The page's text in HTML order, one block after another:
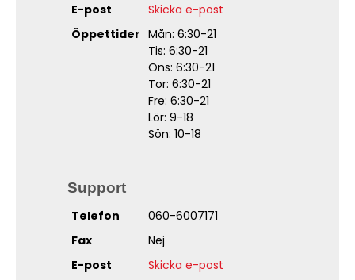
E-post
Skicka e-post
Öppettider Mån: 6:30-21
Tis: 6:30-21
Ons: 6:30-21
Tor: 6:30-21
Fre: 6:30-21
Lör: 9-18
Sön: 10-18
Support
Telefon
060-6007171
Fax
Nej
E-post
Skicka e-post